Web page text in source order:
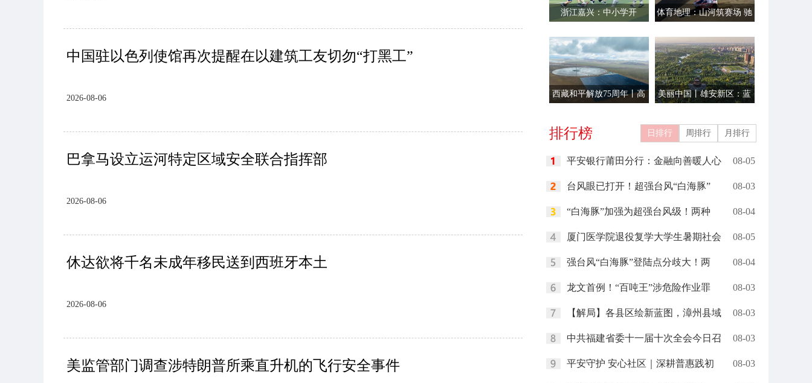
中国驻以色列使馆再次提醒在以建筑工友切勿“打黑工”
2026-08-06
巴拿马设立运河特定区域安全联合指挥部
2026-08-06
休达欲将千名未成年移民送到西班牙本土
2026-08-06
美监管部门调查涉特朗普所乘直升机的飞行安全事件
浙江嘉兴：中小学开
体育地理：山河筑赛场 驰
西藏和平解放75周年丨高
洁能源
美丽中国丨雄安新区：蓝
排行榜 日排行 周排行 月排行
平安银行莆田分行：金融向善暖人心 08-05
台风眼已打开！超强台风“白海豚” 08-03
“白海豚”加强为超强台风级！两种 08-04
厦门医学院退役复学大学生暑期社会 08-05
强台风“白海豚”登陆点分歧大！两 08-04
龙文首例！“百吨王”涉危险作业罪 08-03
【解局】各县区绘新蓝图，漳州县域 08-03
中共福建省委十一届十次全会今日召 08-03
平安守护 安心社区｜深耕普惠践初 08-03